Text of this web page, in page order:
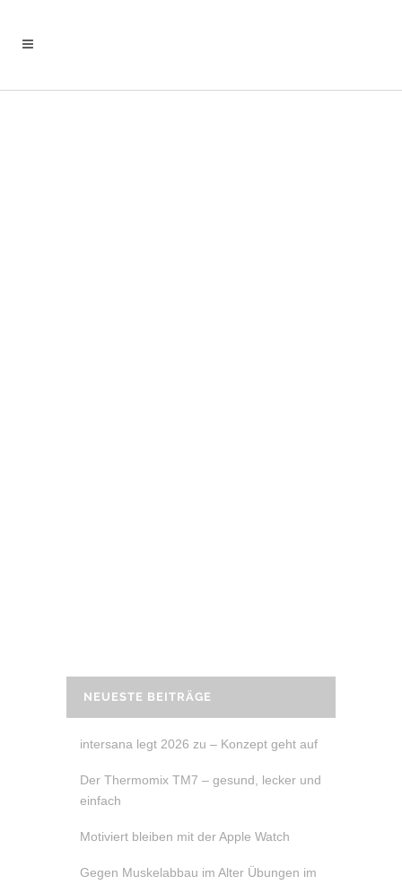
NEUESTE BEITRÄGE
intersana legt 2026 zu – Konzept geht auf
Der Thermomix TM7 – gesund, lecker und
einfach
Motiviert bleiben mit der Apple Watch
Gegen Muskelabbau im Alter Übungen im